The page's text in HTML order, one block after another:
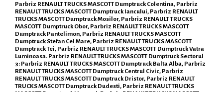
Parbriz RENAULT TRUCKS MASCOTT Dumptruck Colentina, Parbriz
RENAULT TRUCKS MASCOTT Dumptruck Iancului, Parbriz RENAULT
TRUCKS MASCOTT Dumptruck Mosilor, Parbriz RENAULT TRUCKS
MASCOTT Dumptruck Obor, Parbriz RENAULT TRUCKS MASCOTT
Dumptruck Pantelimon, Parbriz RENAULT TRUCKS MASCOTT
Dumptruck Stefan Cel Mare, Parbriz RENAULT TRUCKS MASCOTT
Dumptruck Tei, Parbriz RENAULT TRUCKS MASCOTT Dumptruck Vatra
Luminoasa. Parbriz RENAULT TRUCKS MASCOTT Dumptruck Sectorul
3: Parbriz RENAULT TRUCKS MASCOTT Dumptruck Balta Alba, Parbriz
RENAULT TRUCKS MASCOTT Dumptruck Centrul Civic, Parbriz
RENAULT TRUCKS MASCOTT Dumptruck Dristor, Parbriz RENAULT
TRUCKS MASCOTT Dumptruck Dudesti, Parbriz RENAULT TRUCKS